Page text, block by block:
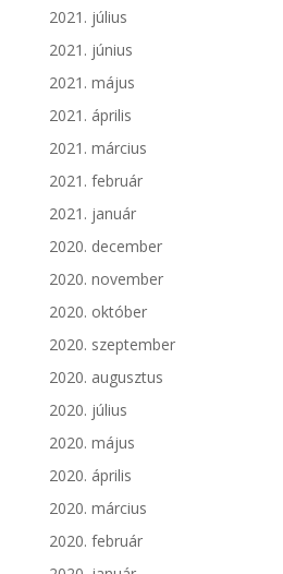
2021. július
2021. június
2021. május
2021. április
2021. március
2021. február
2021. január
2020. december
2020. november
2020. október
2020. szeptember
2020. augusztus
2020. július
2020. május
2020. április
2020. március
2020. február